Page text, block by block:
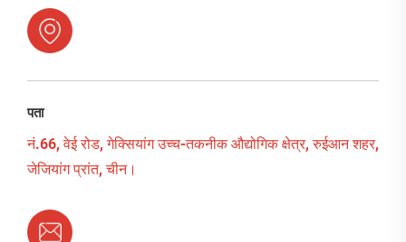
पता
नं.66, वेई रोड, गेक्सियांग उच्च-तकनीक औद्योगिक क्षेत्र, रुईआन शहर,
जेजियांग प्रांत, चीन।